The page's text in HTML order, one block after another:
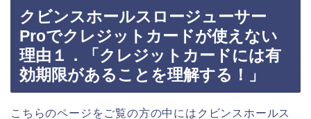
クビンスホールスロージューサー
Proでクレジットカードが使えない
理由１．「クレジットカードには有
効期限があることを理解する！」
こちらのページをご覧の方の中にはクビンスホールス